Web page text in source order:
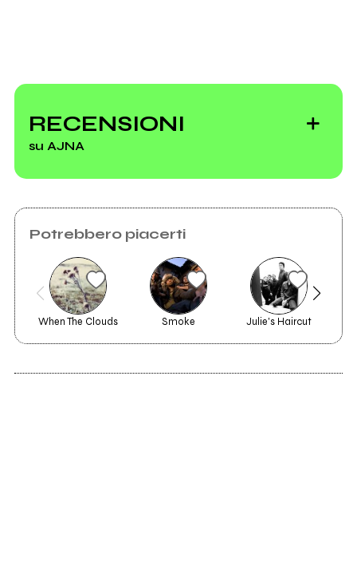
RECENSIONI
su AJNA
Elefanti
Potrebbero piacerti
When The Clouds Smoke Julie's Haircut